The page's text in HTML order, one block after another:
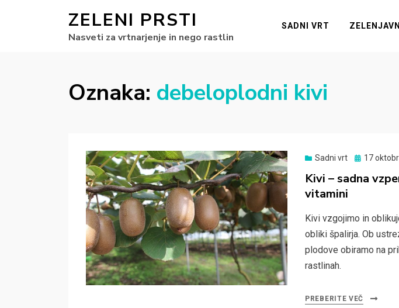
ZELENI PRSTI
Nasveti za vrtnarjenje in nego rastlin
SADNI VRT
Oznaka: debeloplodni kivi
Sadni vrt
Posted
17
Kivi – sadna
vitamini
Kivi vzgojimo in
obliki špalirja. Ob
plodove obiramo na
rastlinah.
PREBERITE VEČ